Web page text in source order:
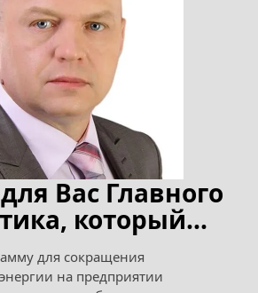
Вас Главного
который...
для сокращения
на предприятии